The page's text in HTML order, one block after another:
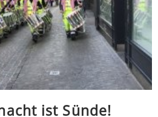
ist Sünde!